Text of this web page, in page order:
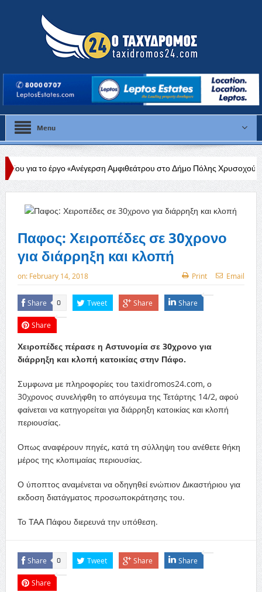
Menu
Αμφιθεάτρου στο Δήμο Πόλης Χρυσοχούς» Στάλω
Παφος: Χειροπέδες σε 30χρονο
για διάρρηξη και κλοπή
on: February 14, 2018 Print Email
Share 0 Tweet Share Share
Share
Χειροπέδες πέρασε η Αστυνομία σε 30χρονο για
διάρρηξη και κλοπή κατοικίας στην Πάφο.
Συμφωνα με πληροφορίες του taxidromos24.com, ο
30χρονος συνελήφθη το απόγευμα της Τετάρτης 14/2, αφού
φαίνεται να κατηγορείται για διάρρηξη κατοικίας και κλοπή
περιουσίας.
Οπως αναφέρουν πηγές, κατά τη σύλληψη του ανέθετε θήκη
μέρος της κλοπιμαίας περιουσίας.
Ο ύποπτος αναμένεται να οδηγηθεί ενώπιον Δικαστήριου για
εκδοση διατάγματος προσωποκράτησης του.
Το ΤΑΑ Πάφου διερευνά την υπόθεση.
Share 0 Tweet Share Share
Share